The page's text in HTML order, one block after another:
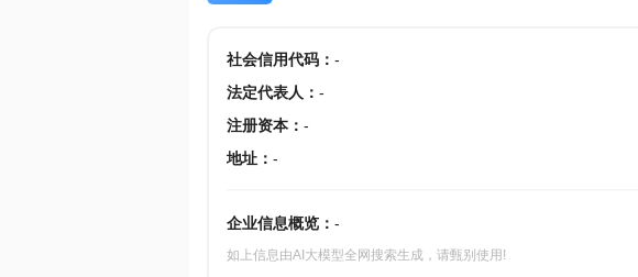
社会信用代码： -
法定代表人 ： -
注册资本： -
地址： -
企业信息概览： -
如上信息由AI大模型全网搜索生成，请甄别使用!